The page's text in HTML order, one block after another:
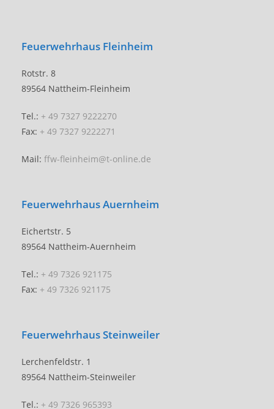
Feuerwehrhaus Fleinheim
Rotstr. 8
89564 Nattheim-Fleinheim
Tel.: + 49 7327 9222270
Fax: + 49 7327 9222271
Mail: ffw-fleinheim@t-online.de
Feuerwehrhaus Auernheim
Eichertstr. 5
89564 Nattheim-Auernheim
Tel.: + 49 7326 921175
Fax: + 49 7326 921175
Feuerwehrhaus Steinweiler
Lerchenfeldstr. 1
89564 Nattheim-Steinweiler
Tel.: + 49 7326 965393